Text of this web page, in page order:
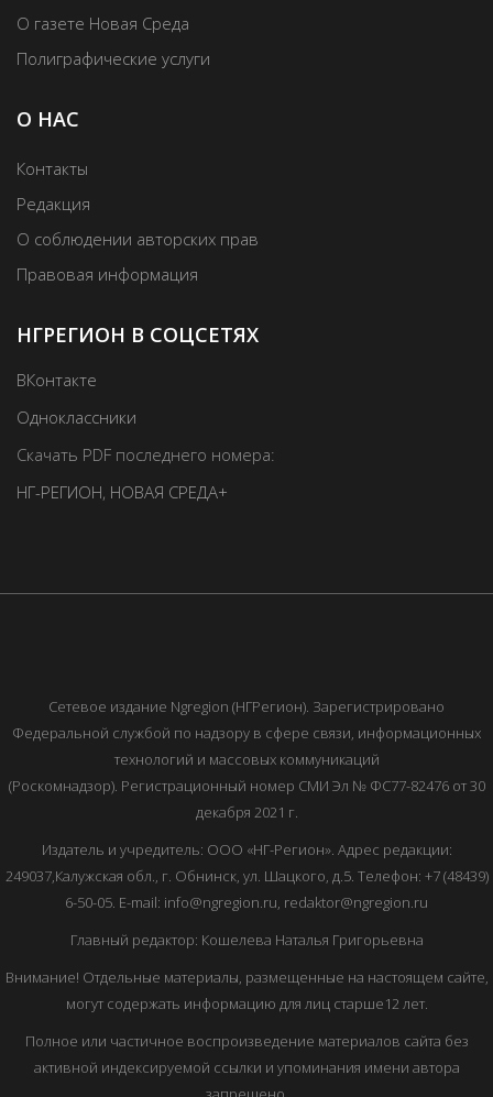
О газете Новая Среда
Полиграфические услуги
О НАС
Контакты
Редакция
О соблюдении авторских прав
Правовая информация
НГРЕГИОН В СОЦСЕТЯХ
ВКонтакте
Одноклассники
Скачать PDF последнего номера:
НГ-РЕГИОН, НОВАЯ СРЕДА+
Сетевое издание Ngregion (НГРегион). Зарегистрировано
Федеральной службой по надзору в сфере связи, информационных
технологий и массовых коммуникаций
(Роскомнадзор). Регистрационный номер СМИ Эл № ФС77-82476 от 30
декабря 2021 г.
Издатель и учредитель: ООО «НГ-Регион». Адрес редакции:
249037,Калужская обл., г. Обнинск, ул. Шацкого, д.5. Телефон: +7 (48439)
6-50-05. E-mail: info@ngregion.ru, redaktor@ngregion.ru
Главный редактор: Кошелева Наталья Григорьевна
Внимание! Отдельные материалы, размещенные на настоящем сайте,
могут содержать информацию для лиц старше12 лет.
Полное или частичное воспроизведение материалов сайта без
активной индексируемой ссылки и упоминания имени автора